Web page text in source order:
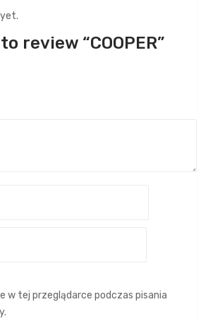
review “COOPER”
w tej przeglądarce podczas pisania